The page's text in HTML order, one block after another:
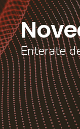
Enterate